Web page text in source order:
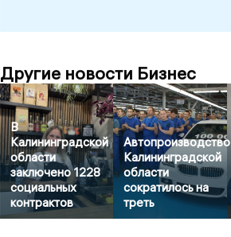
Другие новости Бизнес
В
Калининградской
области
заключено 1228
социальных
контрактов
Автопроизводство
Калининградской
области
сократилось на
треть